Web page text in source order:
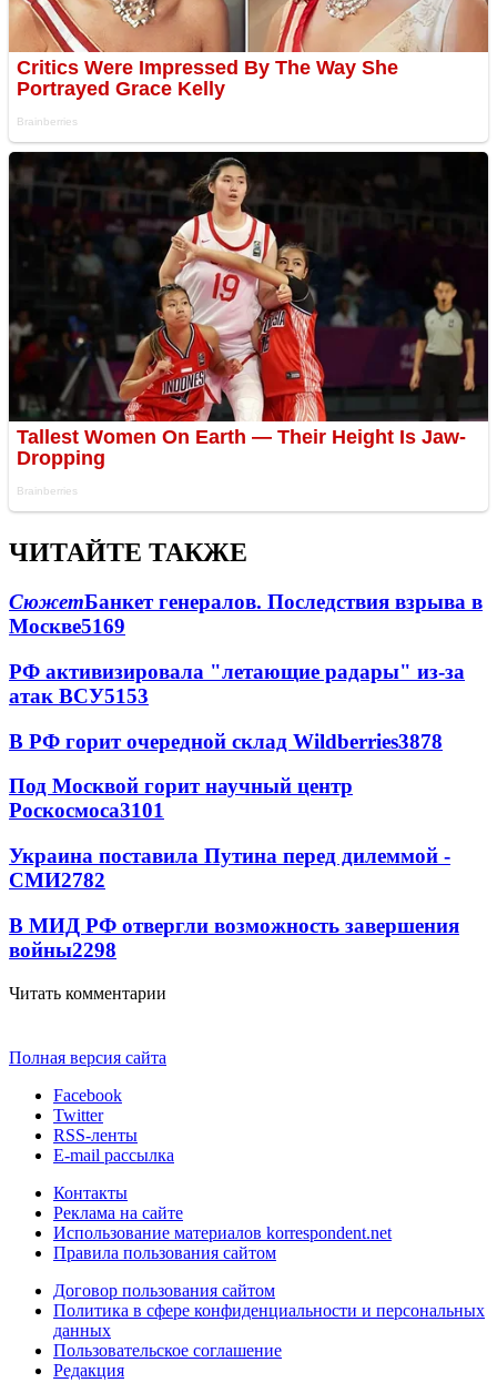
ЧИТАЙТЕ ТАКЖЕ
СюжетБанкет генералов. Последствия взрыва в
Москве5169
РФ активизировала "летающие радары" из-за
атак ВСУ5153
В РФ горит очередной склад Wildberries3878
Под Москвой горит научный центр
Роскосмоса3101
Украина поставила Путина перед дилеммой -
СМИ2782
В МИД РФ отвергли возможность завершения
войны2298
Читать комментарии
Полная версия сайта
Facebook
Twitter
RSS-ленты
E-mail рассылка
Контакты
Реклама на сайте
Использование материалов korrespondent.net
Правила пользования сайтом
Договор пользования сайтом
Политика в сфере конфиденциальности и персональных
данных
Пользовательское соглашение
Редакция